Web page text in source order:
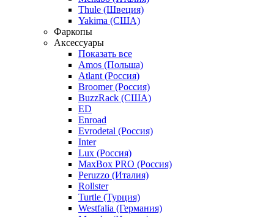
Thule (Швеция)
Yakima (США)
Фаркопы
Аксессуары
Показать все
Amos (Польша)
Atlant (Россия)
Broomer (Россия)
BuzzRack (США)
ED
Enroad
Evrodetal (Россия)
Inter
Lux (Россия)
MaxBox PRO (Россия)
Peruzzo (Италия)
Rollster
Turtle (Турция)
Westfalia (Германия)